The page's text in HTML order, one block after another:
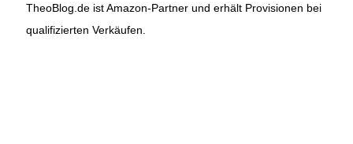
TheoBlog.de ist Amazon-Partner und erhält Provisionen bei
qualifizierten Verkäufen.